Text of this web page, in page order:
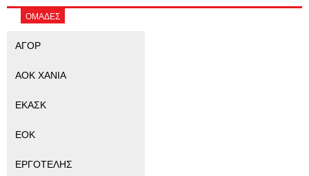
ΟΜΑΔΕΣ
ΑΓΟΡ
ΑΟΚ ΧΑΝΙΑ
ΕΚΑΣΚ
ΕΟΚ
ΕΡΓΟΤΕΛΗΣ